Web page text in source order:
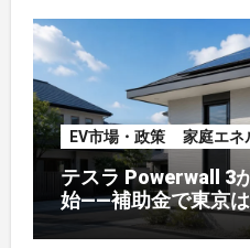
ー
ジ
送
り
EV市場・政策 家庭エネ
テスラ Powerwall 3
始——補助金で東京は
【2026年8月最新】